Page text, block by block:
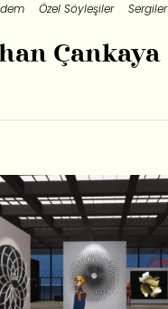
Özel Söyleşiler Sergiler
Çankaya